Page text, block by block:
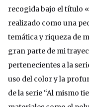
recogida bajo el título
realizado como una
temática y riqueza de
gran parte de mi
pertenecientes a la
uso del color y la
de la serie “Al mismo